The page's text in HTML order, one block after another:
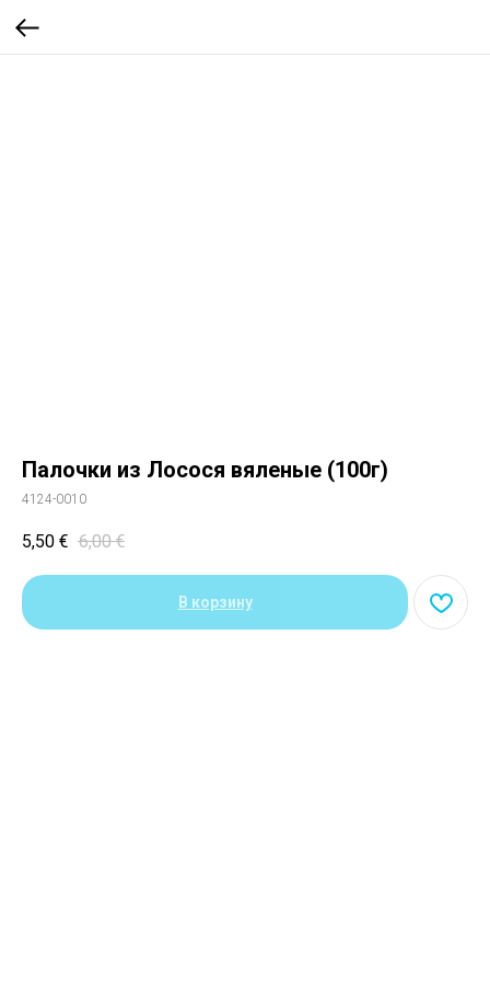
Палочки из Лосося вяленые (100г)
4124-0010
5,50 € 6,00 €
В корзину